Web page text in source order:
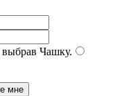
Чашку.